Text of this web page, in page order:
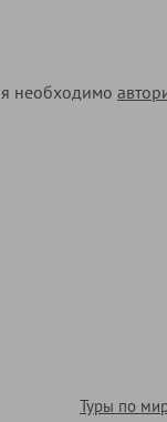
необходимо
Туры по